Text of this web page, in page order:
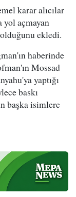
karar alıcılar
yol açmayan
ekledi.
haberinde
Mossad
yaptığı
baskı
başka isimlere